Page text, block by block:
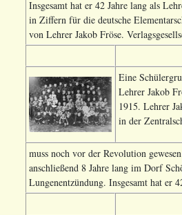
Insgesamt hat er 42 Jahre lang als
in Ziffern für die deutsche
von Lehrer Jakob Fröse.
Eine
Lehrer Jakob
1915. Lehrer
in der
muss noch vor der Revolution
anschließend 8 Jahre lang im Dorf
Lungenentzündung. Insgesamt hat er